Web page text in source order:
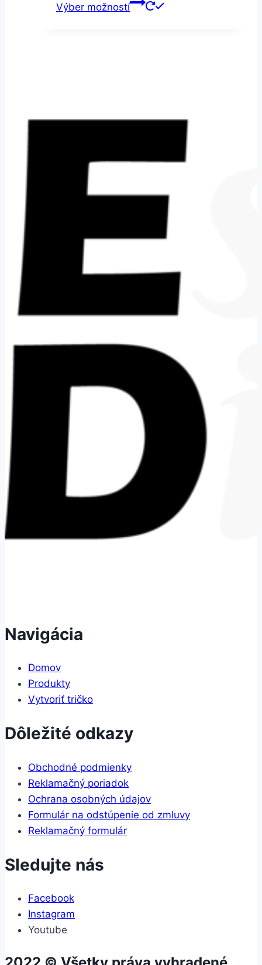
Výber možností
Navigácia
Domov
Produkty
Vytvoriť tričko
Dôležité odkazy
Obchodné podmienky
Reklamačný poriadok
Ochrana osobných údajov
Formulár na odstúpenie od zmluvy
Reklamačný formulár
Sledujte nás
Facebook
Instagram
Youtube